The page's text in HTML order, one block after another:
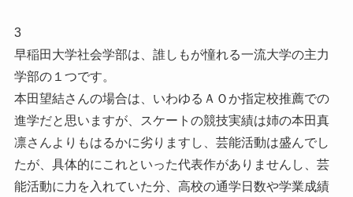
3
早稲田大学社会学部は、誰しもが憧れる一流大学の主力
学部の１つです。
本田望結さんの場合は、いわゆるＡＯか指定校推薦での
進学だと思いますが、スケートの競技実績は姉の本田真
凛さんよりもはるかに劣りますし、芸能活動は盛んでし
たが、具体的にこれといった代表作がありませんし、芸
能活動に力を入れていた分、高校の通学日数や学業成績